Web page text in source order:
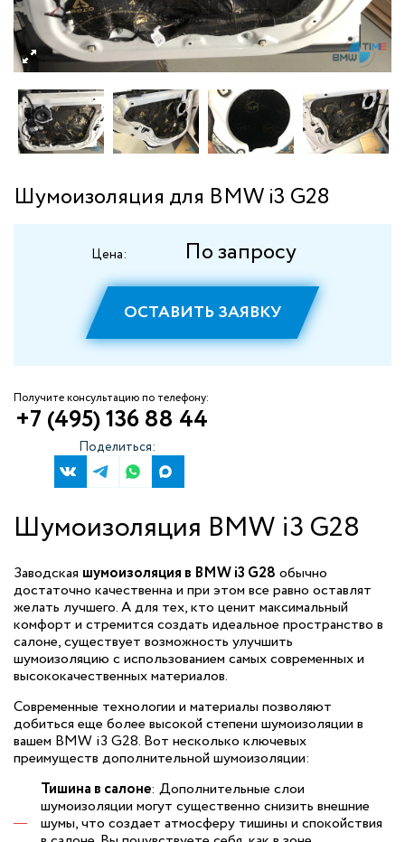
Шумоизоляция для BMW i3 G28
Цена: По запросу
ОСТАВИТЬ ЗАЯВКУ
Получите консультацию по телефону:
+7 (495) 136 88 44
Поделиться:
Шумоизоляция BMW i3 G28
Заводская шумоизоляция в BMW i3 G28 обычно
достаточно качественна и при этом все равно оставлят
желать лучшего. А для тех, кто ценит максимальный
комфорт и стремится создать идеальное пространство в
салоне, существует возможность улучшить
шумоизоляцию с использованием самых современных и
высококачественных материалов.
Современные технологии и материалы позволяют
добиться еще более высокой степени шумоизоляции в
вашем BMW i3 G28. Вот несколько ключевых
преимуществ дополнительной шумоизоляции:
Тишина в салоне: Дополнительные слои
шумоизоляции могут существенно снизить внешние
шумы, что создает атмосферу тишины и спокойствия